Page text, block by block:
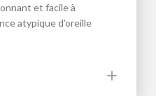
et facile à
atypique d’oreille